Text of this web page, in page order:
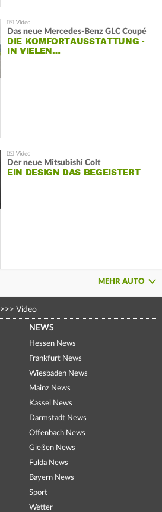
Das neue Mercedes-Benz GLC Coupé
DIE KOMFORTAUSSTATTUNG -
IN VIELEN…
Der neue Mitsubishi Colt
EIN DESIGN DAS BEGEISTERT
MEHR AUTO
>>> Video
NEWS
Hessen News
Frankfurt News
Wiesbaden News
Mainz News
Kassel News
Darmstadt News
Offenbach News
Gießen News
Fulda News
Bayern News
Sport
Wetter